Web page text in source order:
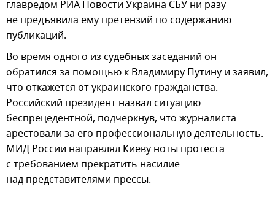
главредом РИА Новости Украина СБУ ни разу
не предъявила ему претензий по содержанию
публикаций.
Во время одного из судебных заседаний он
обратился за помощью к Владимиру Путину и заявил,
что откажется от украинского гражданства.
Российский президент назвал ситуацию
беспрецедентной, подчеркнув, что журналиста
арестовали за его профессиональную деятельность.
МИД России направлял Киеву ноты протеста
с требованием прекратить насилие
над представителями прессы.